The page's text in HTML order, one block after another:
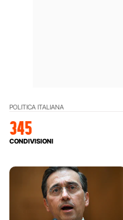
POLITICA ITALIANA
345
CONDIVISIONI